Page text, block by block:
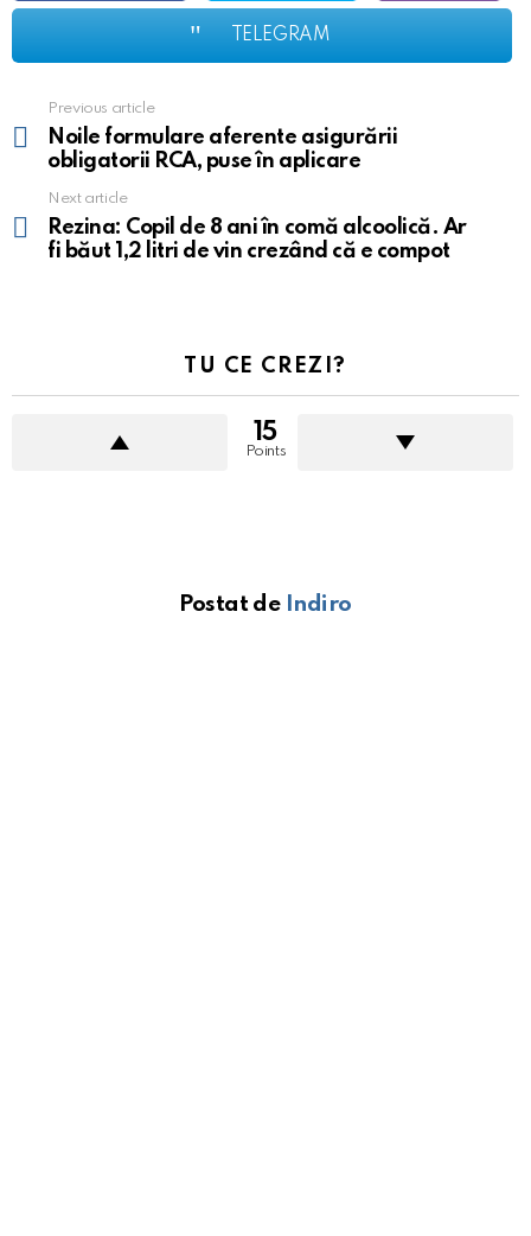
TELEGRAM
more
Previous article
Noile formulare aferente asigurării
obligatorii RCA, puse în aplicare
Next article
Rezina: Copil de 8 ani în comă alcoolică. Ar
fi băut 1,2 litri de vin crezând că e compot
TU CE CREZI?
15
Points
Postat de Indiro